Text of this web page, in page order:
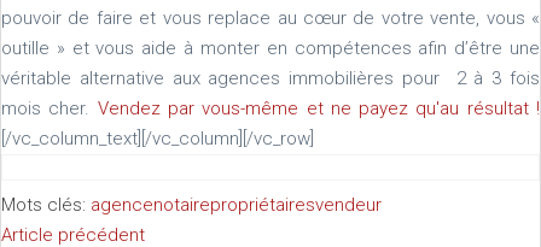
pouvoir de faire et vous replace au cœur de votre vente, vous «
outille » et vous aide à monter en compétences afin d’être une
véritable alternative aux agences immobilières pour 2 à 3 fois
mois cher. Vendez par vous-même et ne payez qu'au résultat !
[/vc_column_text][/vc_column][/vc_row]
Mots clés: agencenotairepropriétairesvendeur
Article précédent